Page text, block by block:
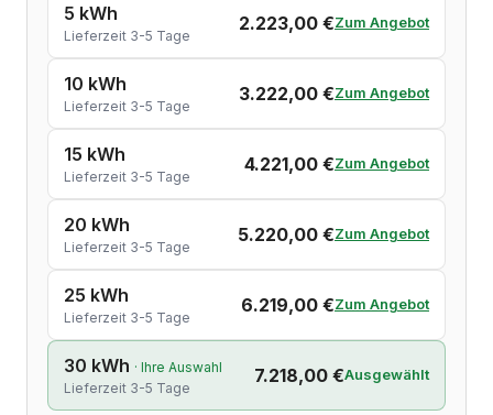
5 kWh
Lieferzeit 3-5 Tage
2.223,00 €Zum Angebot
10 kWh
Lieferzeit 3-5 Tage
3.222,00 €Zum Angebot
15 kWh
Lieferzeit 3-5 Tage
4.221,00 €Zum Angebot
20 kWh
Lieferzeit 3-5 Tage
5.220,00 €Zum Angebot
25 kWh
Lieferzeit 3-5 Tage
6.219,00 €Zum Angebot
30 kWh · Ihre Auswahl
Lieferzeit 3-5 Tage
7.218,00 €Ausgewählt